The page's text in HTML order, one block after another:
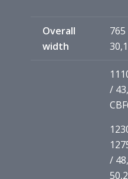
Overall
width
/
/